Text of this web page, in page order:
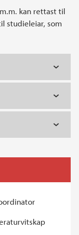
kan rettast til
studieleiar, som